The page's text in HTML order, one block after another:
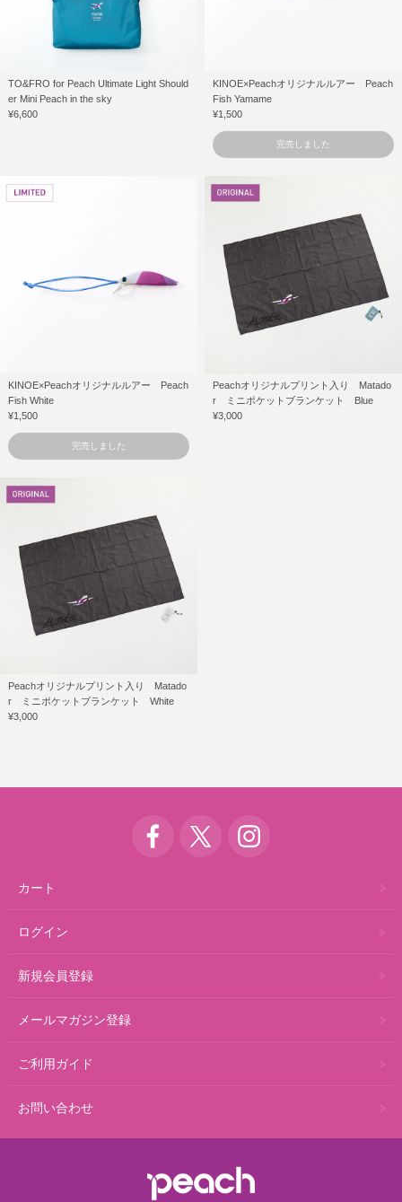
TO&FRO for Peach Ultimate Light Should
er Mini Peach in the sky
¥6,600
KINOE×Peachオリジナルルアー Peach
Fish Yamame
¥1,500
完売しました
KINOE×Peachオリジナルルアー Peach
Fish White
¥1,500
完売しました
Peachオリジナルプリント入り Matado
r ミニポケットブランケット Blue
¥3,000
Peachオリジナルプリント入り Matado
r ミニポケットブランケット White
¥3,000
カート
ログイン
新規会員登録
メールマガジン登録
ご利用ガイド
お問い合わせ